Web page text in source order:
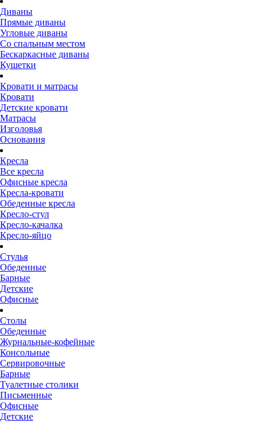
Диваны
Прямые диваны
Угловые диваны
Со спальным местом
Бескаркасные диваны
Кушетки
Кровати и матрасы
Кровати
Детские кровати
Матрасы
Изголовья
Основания
Кресла
Все кресла
Офисные кресла
Кресла-кровати
Обеденные кресла
Кресло-стул
Кресло-качалка
Кресло-яйцо
Стулья
Обеденные
Барные
Детские
Офисные
Столы
Обеденные
Журнальные-кофейные
Консольные
Сервировочные
Барные
Туалетные столики
Письменные
Офисные
Детские